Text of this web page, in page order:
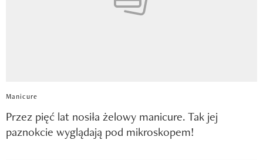
Manicure
Przez pięć lat nosiła żelowy manicure. Tak jej
paznokcie wyglądają pod mikroskopem!